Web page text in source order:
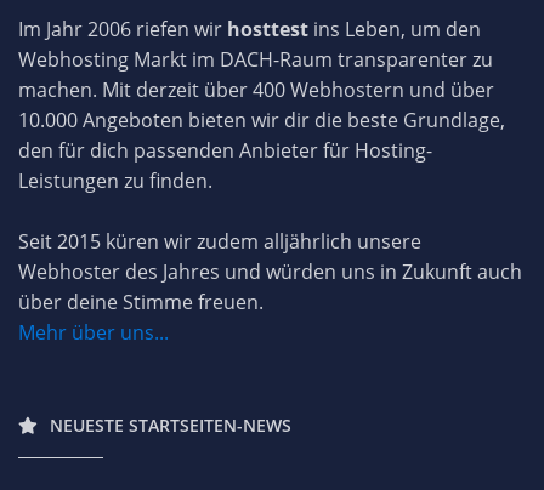
Im Jahr 2006 riefen wir hosttest ins Leben, um den
Webhosting Markt im DACH-Raum transparenter zu
machen. Mit derzeit über 400 Webhostern und über
10.000 Angeboten bieten wir dir die beste Grundlage,
den für dich passenden Anbieter für Hosting-
Leistungen zu finden.
Seit 2015 küren wir zudem alljährlich unsere
Webhoster des Jahres und würden uns in Zukunft auch
über deine Stimme freuen.
Mehr über uns...
NEUESTE STARTSEITEN-NEWS